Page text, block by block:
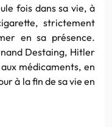
fois dans sa vie, à
strictement
en sa présence.
Destaing, Hitler
médicaments, en
à la fin de sa vie en